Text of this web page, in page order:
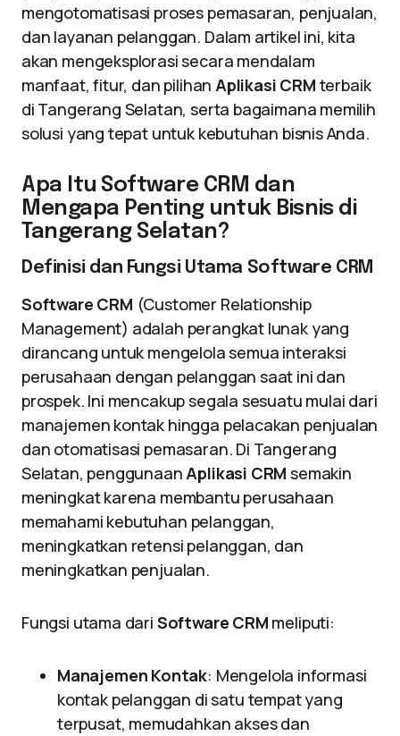
mengotomatisasi proses pemasaran, penjualan,
dan layanan pelanggan. Dalam artikel ini, kita
akan mengeksplorasi secara mendalam
manfaat, fitur, dan pilihan Aplikasi CRM terbaik
di Tangerang Selatan, serta bagaimana memilih
solusi yang tepat untuk kebutuhan bisnis Anda.
Apa Itu Software CRM dan
Mengapa Penting untuk Bisnis di
Tangerang Selatan?
Definisi dan Fungsi Utama Software CRM
Software CRM (Customer Relationship
Management) adalah perangkat lunak yang
dirancang untuk mengelola semua interaksi
perusahaan dengan pelanggan saat ini dan
prospek. Ini mencakup segala sesuatu mulai dari
manajemen kontak hingga pelacakan penjualan
dan otomatisasi pemasaran. Di Tangerang
Selatan, penggunaanAplikasi CRM semakin
meningkat karena membantu perusahaan
memahami kebutuhan pelanggan,
meningkatkan retensi pelanggan, dan
meningkatkan penjualan.
Fungsi utama dari Software CRM meliputi:
Manajemen Kontak: Mengelola informasi
kontak pelanggan di satu tempat yang
terpusat, memudahkan akses dan